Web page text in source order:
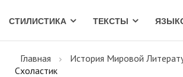
СТИЛИСТИКА ТЕКСТЫ
Главная История Мировой
Схоластик